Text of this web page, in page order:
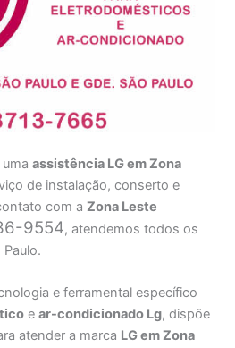
umaassistência LG em Zona
de instalação, conserto e
com aZona Leste
9554, atendemos todos os
e ferramental específico
ear-condicionado Lg, dispõe
atender a marca LG em Zona